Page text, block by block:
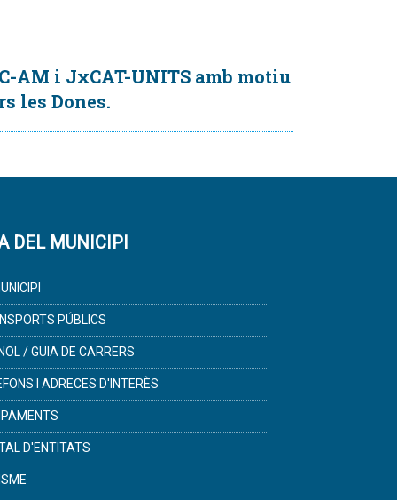
AM i JxCAT-UNITS amb motiu
les Dones.
DEL MUNICIPI
PÚBLICS
/ GUIA DE CARRERS
I ADRECES D'INTERÈS
D'ENTITATS